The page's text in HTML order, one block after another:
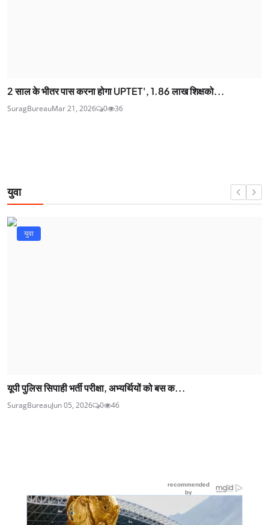
2 साल के भीतर पास करना होगा UPTET', 1.86 लाख शिक्षको...
SuragBureauMar 21, 2026 0 36
युवा
युवा
यूपी पुलिस सिपाही भर्ती परीक्षा, अभ्यर्थियों को बस क...
SuragBureauJun 05, 2026 0 46